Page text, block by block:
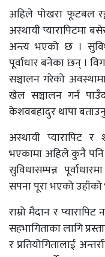
अहिले पोखरा फूटबल
अस्थायी प्यारापिटमा
अन्त्य भएको छ ।
पूर्वाधार बनेका छन् ।
सञ्चालन गरेको
खेल सञ्चालन गर्न
केशवबहादुर थापा
अस्थायी प्यारापिट
भएकामा अहिले कुनै पनि
सुविधासम्पन्न
सपना पूरा भएको
राम्रो मैदान र
सहभागिताका लागि
र प्रतियोगितालाई